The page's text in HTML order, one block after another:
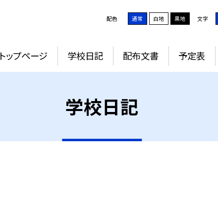
配色 通常 白地 黒地 文字
トップページ 学校日記 配布文書 予定表
学校日記